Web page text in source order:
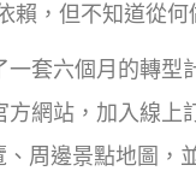
賴，但不知道從何
一套六個月的轉型
方網站，加入線上
、周邊景點地圖，